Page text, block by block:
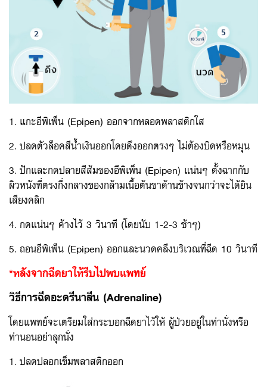
1. แกะอีพิเพ็น (Epipen) ออกจากหลอดพลาสติกใส
2. ปลดตัวล็อคสีน้ำเงินออกโดยดึงออกตรงๆ ไม่ต้องบิดหรือหมุน
3. ปักและกดปลายสีส้มของอีพิเพ็น (Epipen) แน่นๆ ตั้งฉากกับ
ผิวหนังที่ตรงกึ่งกลางของกล้ามเนื้อต้นขาด้านข้างจนกว่าจะได้ยิน
เสียงคลิก
4. กดแน่นๆ ค้างไว้ 3 วินาที (โดยนับ 1-2-3 ช้าๆ)
5. ถอนอีพิเพ็น (Epipen) ออกและนวดคลึงบริเวณที่ฉีด 10 วินาที
*หลังจากฉีดยาให้รีบไปพบแพทย์
วิธีการฉีดอะดรีนาลีน (Adrenaline)
โดยแพทย์จะเตรียมใส่กระบอกฉีดยาไว้ให้ ผู้ป่วยอยู่ในท่านั่งหรือ
ท่านอนอย่าลุกนั่ง
1. ปลดปลอกเข็มพลาสติกออก